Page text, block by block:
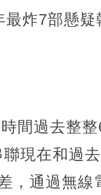
炸7部懸
間過去整
現在和過
，通過無